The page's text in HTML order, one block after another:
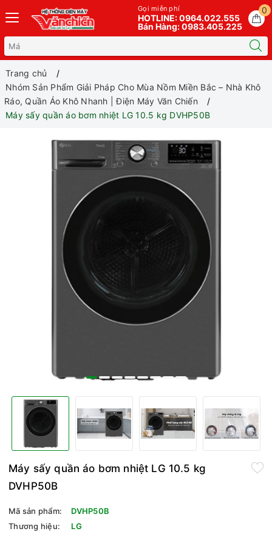
0
Gọi miễn phí
HOTLINE: 0964.022.555
Bán Hàng: 0983.405.225
Trang chủ
Nhóm Sản Phẩm Giải Pháp Cho Mùa Nồm Miền Bắc – Nhà Khô
Ráo, Quần Áo Khô Nhanh | Điện Máy Văn Chiến
Máy sấy quần áo bơm nhiệt LG 10.5 kg DVHP50B
Máy sấy quần áo bơm nhiệt LG 10.5 kg
DVHP50B
Mã sản phẩm:
DVHP50B
Thương hiệu:
LG